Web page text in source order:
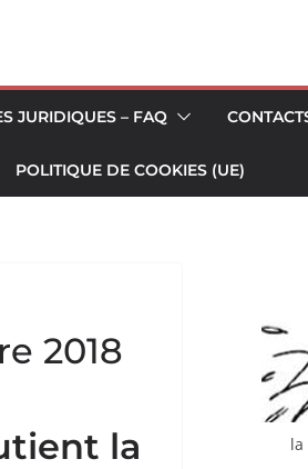
JURIDIQUES – FAQ
POLITIQUE DE COOKIES (UE)
2018
la
la